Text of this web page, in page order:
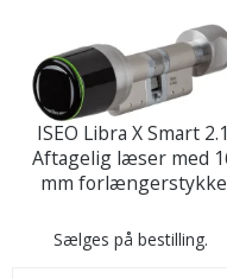
ISEO Libra X Smart 2.1
Aftagelig læser med
mm forlængerstykke
Sælges på bestilling.